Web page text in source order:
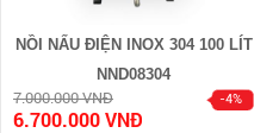
NỒI NẤU ĐIỆN INOX 304 100 LÍT
NND08304
7.000.000 VNĐ
6.700.000 VNĐ